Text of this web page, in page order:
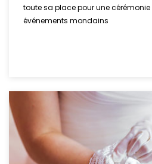
toute sa place pour une
événements mondains